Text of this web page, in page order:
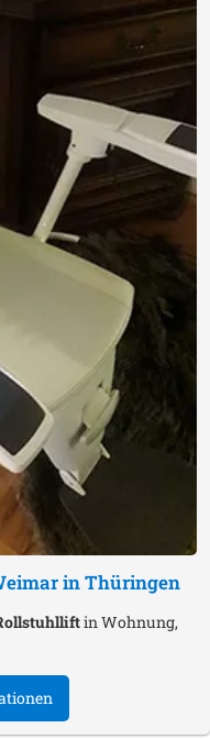
in Thüringen
in Wohnung,